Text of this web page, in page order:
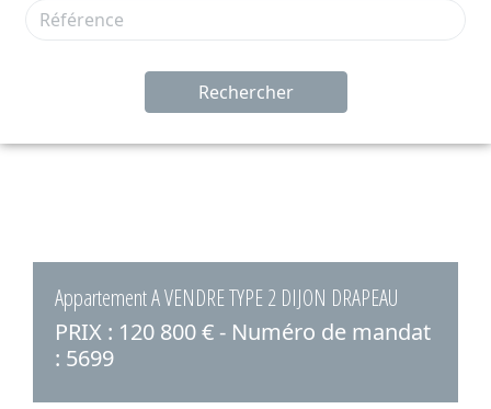
Rechercher
Appartement A VENDRE TYPE 2 DIJON DRAPEAU
PRIX : 120 800 € - Numéro de mandat
: 5699